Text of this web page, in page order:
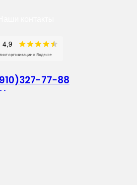
77-88
goodstroy31.com